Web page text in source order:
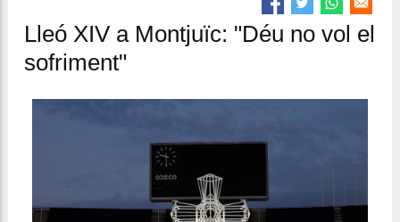
Lleó XIV a Montjuïc: "Déu no vol el
sofriment"